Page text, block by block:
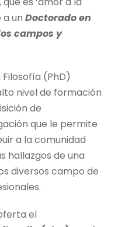
a un Doctorado en
campos y
(PhD)
nivel de formación
de
que le permite
a la comunidad
hallazgos de una
diversos campo de
el